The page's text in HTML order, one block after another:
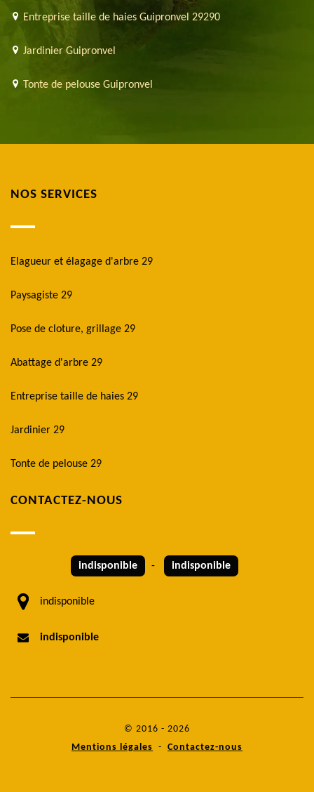
Entreprise taille de haies Guipronvel 29290
Jardinier Guipronvel
Tonte de pelouse Guipronvel
NOS SERVICES
Elagueur et élagage d'arbre 29
Paysagiste 29
Pose de cloture, grillage 29
Abattage d'arbre 29
Entreprise taille de haies 29
Jardinier 29
Tonte de pelouse 29
CONTACTEZ-NOUS
indisponible - indisponible
indisponible
indisponible
© 2016 - 2026
Mentions légales - Contactez-nous